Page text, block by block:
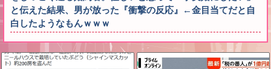
と伝えた結果、男が放った『衝撃の反応』←金目当てだと自
白したようなもんｗｗｗ